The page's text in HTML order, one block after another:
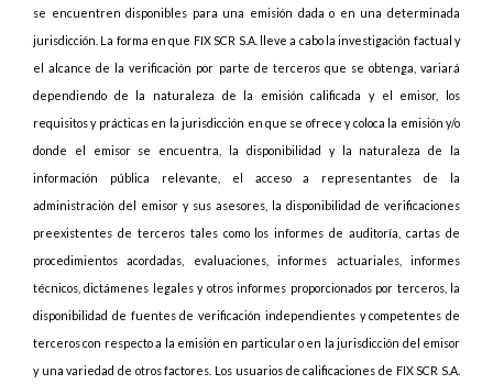
se encuentren disponibles para una emisión dada o en una determinada
jurisdicción. La forma en que FIX SCR S.A. lleve a cabo la investigación factual y
el alcance de la verificación por parte de terceros que se obtenga, variará
dependiendo de la naturaleza de la emisión calificada y el emisor, los
requisitos y prácticas en la jurisdicción en que se ofrece y coloca la emisión y/o
donde el emisor se encuentra, la disponibilidad y la naturaleza de la
información pública relevante, el acceso a representantes de la
administración del emisor y sus asesores, la disponibilidad de verificaciones
preexistentes de terceros tales como los informes de auditoría, cartas de
procedimientos acordadas, evaluaciones, informes actuariales, informes
técnicos, dictámenes legales y otros informes proporcionados por terceros, la
disponibilidad de fuentes de verificación independientes y competentes de
terceros con respecto a la emisión en particular o en la jurisdicción del emisor
y una variedad de otros factores. Los usuarios de calificaciones de FIX SCR S.A.